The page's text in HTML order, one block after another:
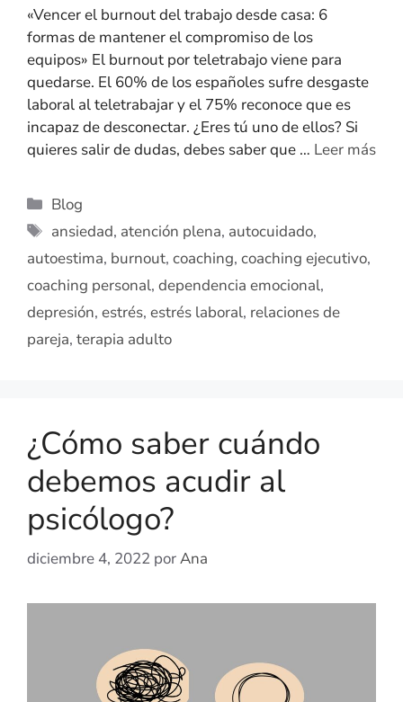
«Vencer el burnout del trabajo desde casa: 6
formas de mantener el compromiso de los
equipos» El burnout por teletrabajo viene para
quedarse. El 60% de los españoles sufre desgaste
laboral al teletrabajar y el 75% reconoce que es
incapaz de desconectar. ¿Eres tú uno de ellos? Si
quieres salir de dudas, debes saber que … Leer más
Blog
ansiedad, atención plena, autocuidado,
autoestima, burnout, coaching, coaching ejecutivo,
coaching personal, dependencia emocional,
depresión, estrés, estrés laboral, relaciones de
pareja, terapia adulto
¿Cómo saber cuándo
debemos acudir al
psicólogo?
diciembre 4, 2022 porAna